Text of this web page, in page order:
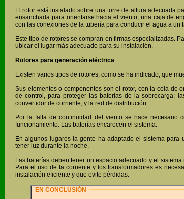
El rotor está instalado sobre una torre de altura adecuada
ensanchada para orientarse hacia el viento; una caja de
con las conexiones de la tubería para conducir el agua a un
Este tipo de rotores se compran en firmas especializadas.
ubicar el lugar más adecuado para su instalación.
Rotores para generación eléctrica
Existen varios tipos de rotores, como se ha indicado, que
Sus elementos o componentes son el rotor, con la cola de
de control, para proteger las baterías de la sobrecarga;
convertidor de corriente, y la red de distribución.
Por la falta de continuidad del viento se hace necesario
funcionamiento. Las baterías encarecen el sistema.
En algunos lugares la gente ha adaptado el sistema
tener luz durante la noche.
Las baterías deben tener un espacio adecuado y el
Para el uso de la corriente y los transformadores es
instalación eficiente y que evite pérdidas.
EN CONCLUSIÓN